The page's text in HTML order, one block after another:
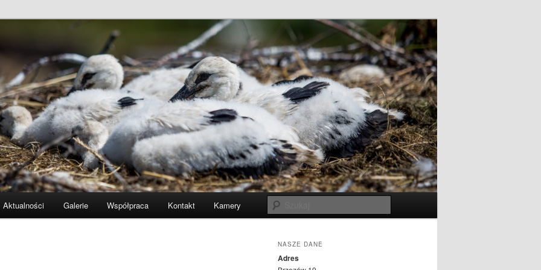
organizacją przyrodniczą. Celem statutowym Grupy jest ochrona
Nasza uwaga skupia się głównie na szerzeniu w społeczeństwie
dokumentujące stan i zagrożenia krajowych gatunków roślin oraz
plany działań ochronnych. Organizacją kieruje 4 osobowy zarząd,
Aktualności Galerie Współpraca Kontakt Kamery
NASZE DANE
Adres